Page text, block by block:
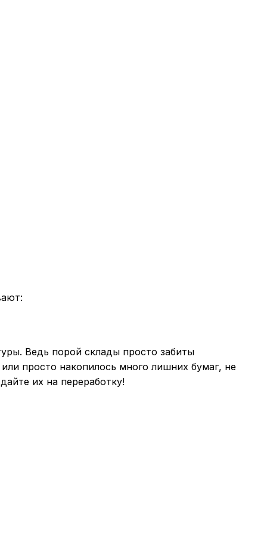
Ведь порой склады просто забиты
просто накопилось много лишних бумаг, не
их на переработку!